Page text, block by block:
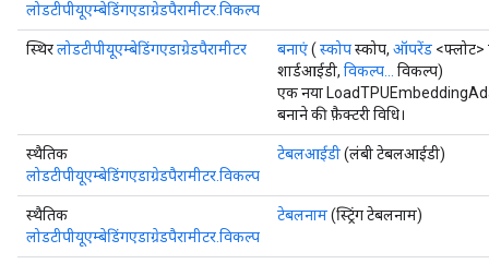
लोडटीपीयूएम्बेडिंगएडाग्रेडपैरामीटर.विकल्प
स्थिरलोडटीपीयूएम्बेडिंगएडाग्रेडपैरामीटर बनाएं( स्कोपस्कोप, ऑपरेंड <फ्लोट>
शार्डआईडी, विकल्प...
विकल्प)
एक नया
बनाने की फ़ैक्टरी विधि।
स्थैतिक
लोडटीपीयूएम्बेडिंगएडाग्रेडपैरामीटर.विकल्प
टेबलआईडी(लंबी टेबलआईडी)
स्थैतिक
लोडटीपीयूएम्बेडिंगएडाग्रेडपैरामीटर.विकल्प
टेबलनाम(स्ट्रिंग टेबलनाम)